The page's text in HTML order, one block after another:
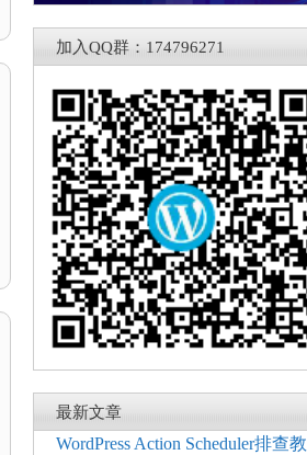
加入QQ群：174796271
最新文章
WordPress Action Scheduler排查教